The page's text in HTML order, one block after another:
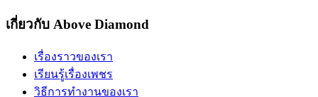
เกี่ยวกับ Above Diamond
เรื่องราวของเรา
เรียนรู้เรื่องเพชร
วิธีการทำงานของเรา